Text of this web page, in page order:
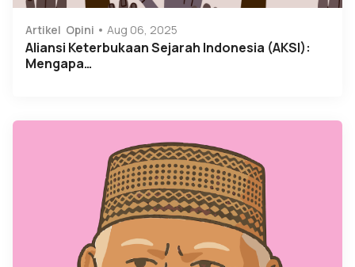
Artikel Opini Aug 06, 2025
Aliansi Keterbukaan Sejarah Indonesia (AKSI):
Mengapa…